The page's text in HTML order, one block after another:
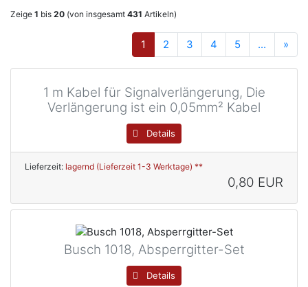
Zeige 1 bis 20 (von insgesamt 431 Artikeln)
1 2 3 4 5 ... »
1 m Kabel für Signalverlängerung, Die
Verlängerung ist ein 0,05mm² Kabel
Details
Lieferzeit: lagernd (Lieferzeit 1-3 Werktage) **
0,80 EUR
Busch 1018, Absperrgitter-Set
Details